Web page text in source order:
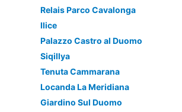
Relais Parco Cavalonga
Ilice
Palazzo Castro al Duomo
Siqillya
Tenuta Cammarana
Locanda La Meridiana
Giardino Sul Duomo